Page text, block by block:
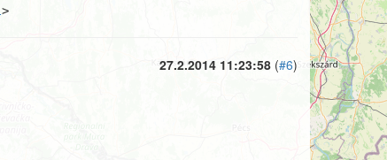
>
27.2.2014 11:23:58 (#6)